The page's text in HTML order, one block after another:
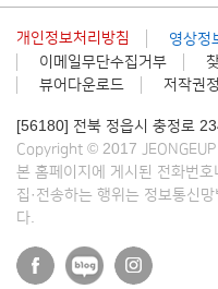
개인정보처리방침
영상정
이메일무단수집거부
뷰어다운로드
저작권
[56180] 전북 정읍시 충정로
Copyright © 2017
본 홈페이지에 게시된 전화번
집·전송하는 행위는 정보통신
다.